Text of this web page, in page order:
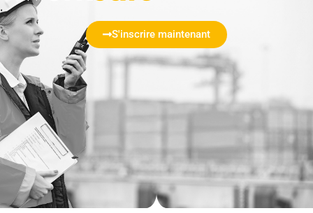
S'inscrire maintenant